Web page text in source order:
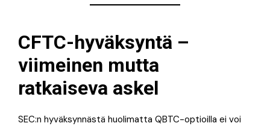
CFTC-hyväksyntä –
viimeinen mutta
ratkaiseva askel
SEC:n hyväksynnästä huolimatta QBTC-optioilla ei voi